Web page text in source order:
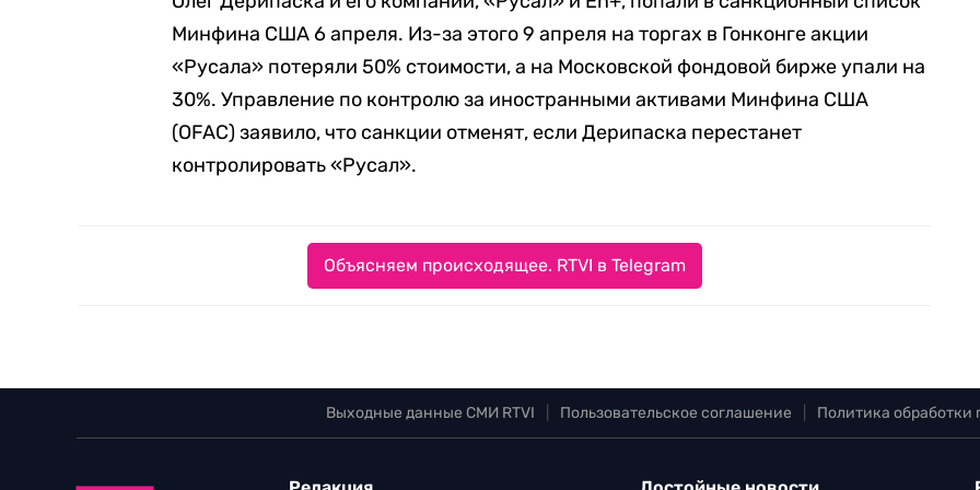
Минфина США 6 апреля. Из-за этого 9 апреля на торгах в Гонконге акции
«Русала» потеряли 50% стоимости, а на Московской фондовой бирже упали на
30%. Управление по контролю за иностранными активами Минфина США
(OFAC) заявило, что санкции отменят, если Дерипаска перестанет
контролировать «Русал».
Объясняем происходящее. RTVI в Telegram
Выходные данные СМИ RTVI Пользовательское соглашение Политика